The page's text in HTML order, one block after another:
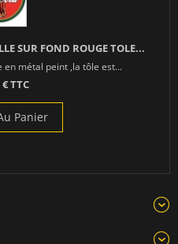
SUR FOND ROUGE TOLE...
métal peint ,la tôle est...
TTC
Panier